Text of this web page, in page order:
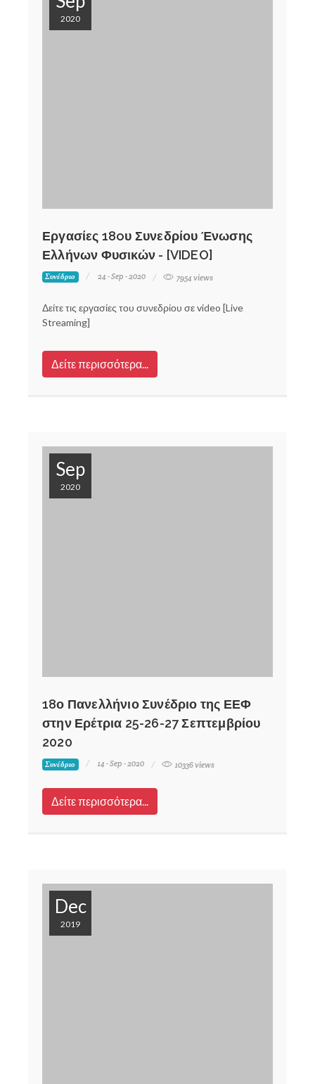
2020
Εργασίες 18oυ Συνεδρίου Ένωσης
Ελλήνων Φυσικών - [VIDEO]
Συνέδριο 24 - Sep - 2020 7954 views
Δείτε τις εργασίες του συνεδρίου σε video [Live
Streaming]
Δείτε περισσότερα...
Sep
2020
18ο Πανελλήνιο Συνέδριο της ΕΕΦ
στην Ερέτρια 25-26-27 Σεπτεμβρίου
2020
Συνέδριο 14 - Sep - 2020 10336 views
Δείτε περισσότερα...
Dec
2019